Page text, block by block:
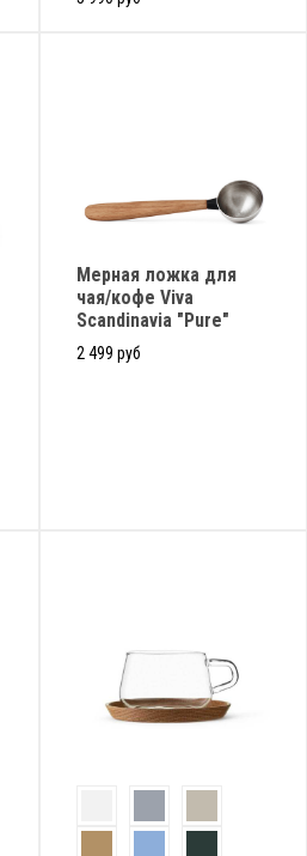
Мерная ложка для
чая/кофе Viva
Scandinavia "Pure"
2 499 руб